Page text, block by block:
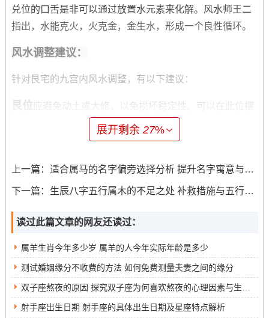
兑位的口舌是非可以通过放置水元素来化解。风水师王二
指出，水能克火，火克金，金生水，形成一个良性循环。
风水调整建议：
针对艮宅的九宫内风水调整，有以下建议：
艮位 应避免动土或大修，以免损坏稳定性。可以在此位摆
放象征成长的植物，如发财树。
研究如何通过现代建筑设计融入传统风水理念。
判定：
通过对艮宅九宫内风水吉凶效应的全面分析，我们可以看
展开剩余27%
上一篇： 适合属马的名字偏旁选择分析 提升名字寓意与个性的关键因素
下一篇： 生辰八字五行属木的不足之处 补救措施与五行平衡的重要性
读过此篇文章的网友还读过：
属羊生肖今年多少岁 属羊的人今年实际年龄是多少
测试婚姻缘分不收费的方法 如何免费测量夫妻之间的缘分
射手座出生日期 射手座的具体出生日期及星座特点解析